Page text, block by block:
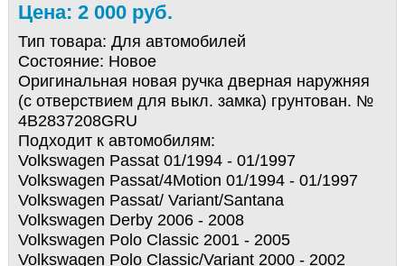
Цена: 2 000 руб.
Тип товара: Для автомобилей
Состояние: Новое
Оригинальная новая ручка дверная наружняя
(с отверствием для выкл. замка) грунтован. №
4B2837208GRU
Подходит к автомобилям:
Volkswagen Passat 01/1994 - 01/1997
Volkswagen Passat/4Motion 01/1994 - 01/1997
Volkswagen Passat/ Variant/Santana
Volkswagen Derby 2006 - 2008
Volkswagen Polo Classic 2001 - 2005
Volkswagen Polo Classic/Variant 2000 - 2002